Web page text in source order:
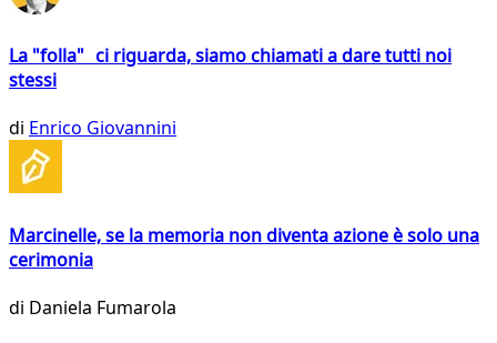
La "folla" ci riguarda, siamo chiamati a dare tutti noi
stessi
di Enrico Giovannini
Marcinelle, se la memoria non diventa azione è solo una
cerimonia
di Daniela Fumarola